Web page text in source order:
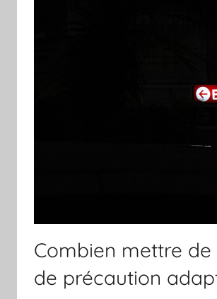
Combien mettre
de précaution